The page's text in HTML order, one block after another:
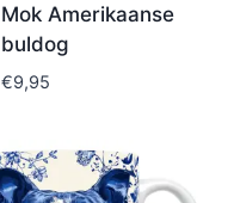
Mok Amerikaanse
buldog
€9,95